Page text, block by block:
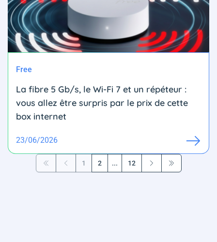
Free
La fibre 5 Gb/s, le Wi-Fi 7 et un répéteur :
vous allez être surpris par le prix de cette
box internet
23/06/2026
Première page
Précédent
1 2 ... 12
SuivantDernière page